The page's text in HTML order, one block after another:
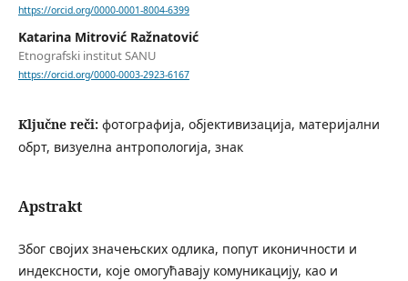
https://orcid.org/0000-0001-8004-6399
Katarina Mitrović Ražnatović
Etnografski institut SANU
https://orcid.org/0000-0003-2923-6167
Ključne reči: фотографија, објективизација, материјални
обрт, визуелна антропологија, знак
Apstrakt
Због својих значењских одлика, попут иконичности и
индексности, које омогућавају комуникацију, као и